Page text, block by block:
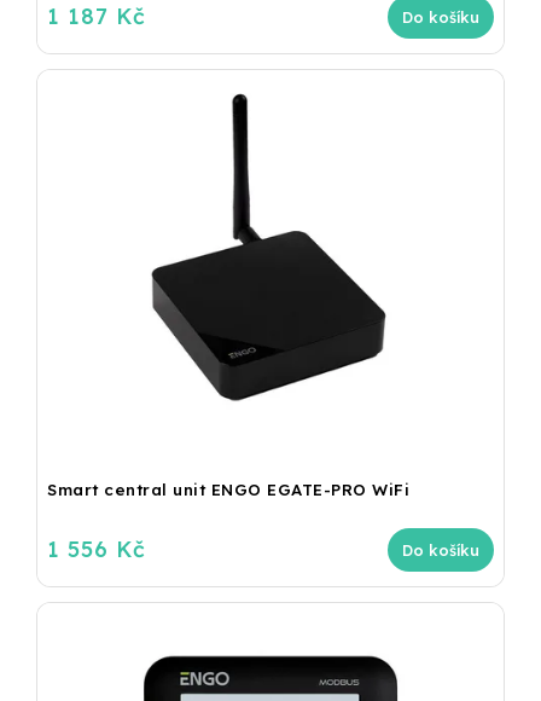
1 187 Kč Do košíku
Smart central unit ENGO EGATE-PRO WiFi
1 556 Kč Do košíku